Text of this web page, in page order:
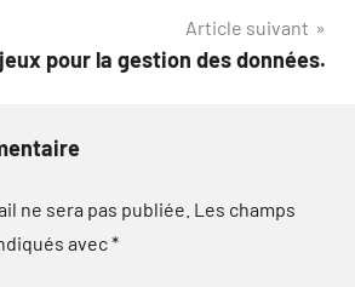
Article suivant
pour la gestion des données.
ne sera pas publiée. Les champs
avec*